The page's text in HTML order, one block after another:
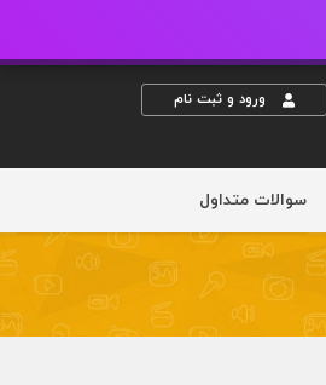
ورود و ثبت نام
سوالات متداول